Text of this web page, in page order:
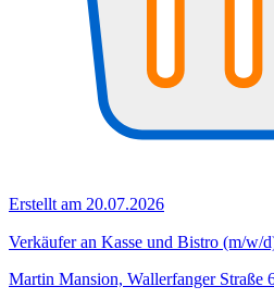
Erstellt am 20.07.2026
Verkäufer an Kasse und Bistro (m/w/
Martin Mansion, Wallerfanger Straße